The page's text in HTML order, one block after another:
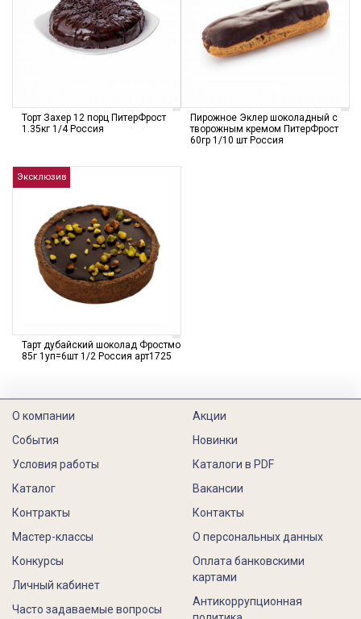
Торт Захер 12 порц ПитерФрост
1.35кг 1/4 Россия
Пирожное Эклер шоколадный с
творожным кремом ПитерФрост
60гр 1/10 шт Россия
Эксклюзив
Тарт дубайский шоколад Фростмо
85г 1уп=6шт 1/2 Россия арт1725
О компании
События
Условия работы
Каталог
Контракты
Акции
Новинки
Каталоги в PDF
Вакансии
Контакты
Мастер-классы
Конкурсы
Личный кабинет
Часто задаваемые вопросы
О персональных данных
Оплата банковскими
картами
Антикоррупционная